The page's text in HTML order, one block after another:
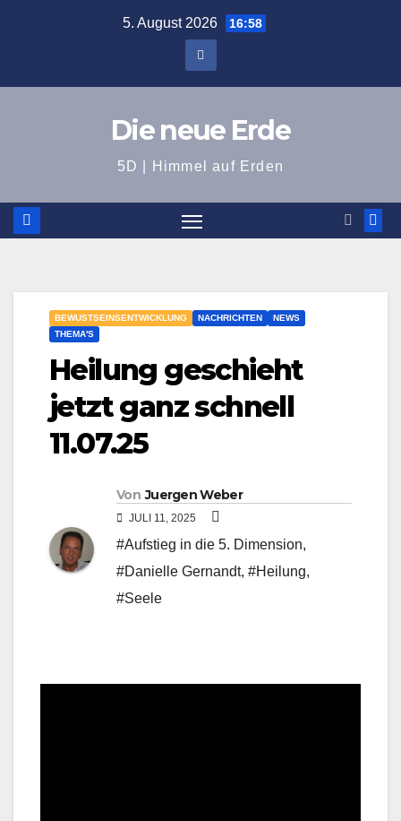
5. August 2026 16:58
Die neue Erde
5D | Himmel auf Erden
BEWUSTSEINSENTWICKLUNG NACHRICHTEN
NEWS
THEMA'S
Heilung geschieht
jetzt ganz schnell
11.07.25
Von Juergen Weber
JULI 11, 2025
#Aufstieg in die 5. Dimension,
#Danielle Gernandt, #Heilung,
#Seele